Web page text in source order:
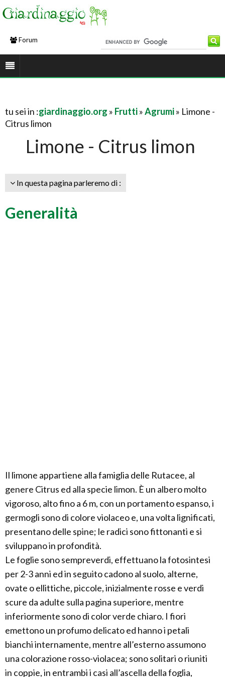
Forum
tu sei in :giardinaggio.org » Frutti»Agrumi» Limone -
Citrus limon
Limone - Citrus limon
In questa pagina parleremo di :
Generalità
Il limone appartiene alla famiglia delle Rutacee, al
genere Citrus ed alla specie limon. È un albero molto
vigoroso, alto fino a 6 m, con un portamento espanso, i
germogli sono di colore violaceo e, una volta lignificati,
presentano delle spine; le radici sono fittonanti e si
sviluppano in profondità.
Le foglie sono sempreverdi, effettuano la fotosintesi
per 2-3 anni ed in seguito cadono al suolo, alterne,
ovate o ellittiche, piccole, inizialmente rosse e verdi
scure da adulte sulla pagina superiore, mentre
inferiormente sono di color verde chiaro. I fiori
emettono un profumo delicato ed hanno i petali
bianchi internamente, mentre all’esterno assumono
una colorazione rosso-violacea; sono solitari o riuniti
in coppie, in entrambi i casi all’ascella della foglia,